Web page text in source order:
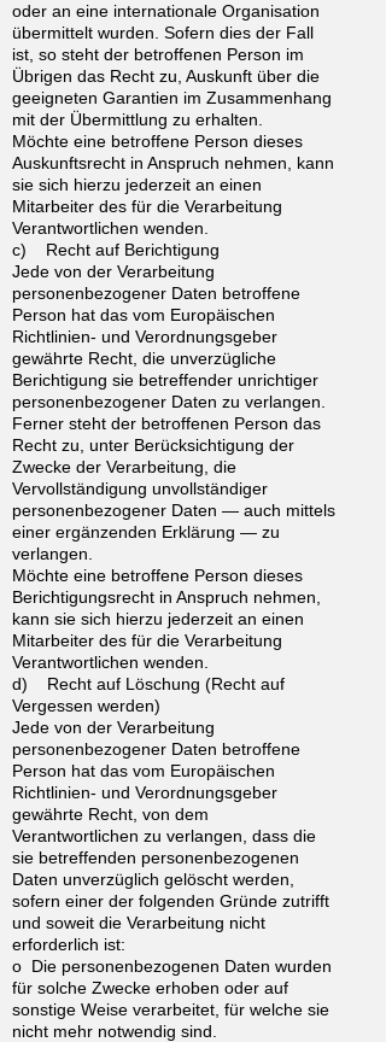
oder an eine internationale Organisation
übermittelt wurden. Sofern dies der Fall
ist, so steht der betroffenen Person im
Übrigen das Recht zu, Auskunft über die
geeigneten Garantien im Zusammenhang
mit der Übermittlung zu erhalten.
Möchte eine betroffene Person dieses
Auskunftsrecht in Anspruch nehmen, kann
sie sich hierzu jederzeit an einen
Mitarbeiter des für die Verarbeitung
Verantwortlichen wenden.
c) Recht auf Berichtigung
Jede von der Verarbeitung
personenbezogener Daten betroffene
Person hat das vom Europäischen
Richtlinien- und Verordnungsgeber
gewährte Recht, die unverzügliche
Berichtigung sie betreffender unrichtiger
personenbezogener Daten zu verlangen.
Ferner steht der betroffenen Person das
Recht zu, unter Berücksichtigung der
Zwecke der Verarbeitung, die
Vervollständigung unvollständiger
personenbezogener Daten — auch mittels
einer ergänzenden Erklärung — zu
verlangen.
Möchte eine betroffene Person dieses
Berichtigungsrecht in Anspruch nehmen,
kann sie sich hierzu jederzeit an einen
Mitarbeiter des für die Verarbeitung
Verantwortlichen wenden.
d) Recht auf Löschung (Recht auf
Vergessen werden)
Jede von der Verarbeitung
personenbezogener Daten betroffene
Person hat das vom Europäischen
Richtlinien- und Verordnungsgeber
gewährte Recht, von dem
Verantwortlichen zu verlangen, dass die
sie betreffenden personenbezogenen
Daten unverzüglich gelöscht werden,
sofern einer der folgenden Gründe zutrifft
und soweit die Verarbeitung nicht
erforderlich ist:
o Die personenbezogenen Daten wurden
für solche Zwecke erhoben oder auf
sonstige Weise verarbeitet, für welche sie
nicht mehr notwendig sind.